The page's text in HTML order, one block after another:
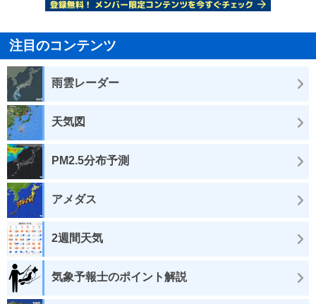
注目のコンテンツ
雨雲レーダー
天気図
PM2.5分布予測
アメダス
2週間天気
気象予報士のポイント解説